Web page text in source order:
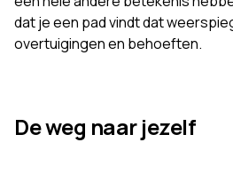
dat je een pad vindt dat
overtuigingen en behoeften.
De weg naar jezelf